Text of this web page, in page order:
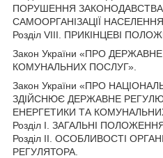
ПОРУШЕННЯ
САМООРГАНІЗАЦІЇ НАСЕЛЕННЯ
Розділ VIII. ПРИКІНЦЕВІ
Закон України «ПРО
КОМУНАЛЬНИХ ПОСЛУГ».
Закон України «ПРО
ЗДІЙСНЮЄ ДЕРЖАВНЕ
ЕНЕРГЕТИКИ ТА
Розділ I. ЗАГАЛЬНІ
Розділ II. ОСОБЛИВОСТІ
РЕГУЛЯТОРА.